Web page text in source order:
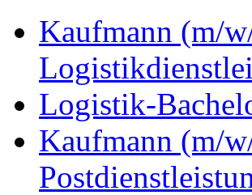
Kaufmann (m/
Logistik-
Kaufmann (m/